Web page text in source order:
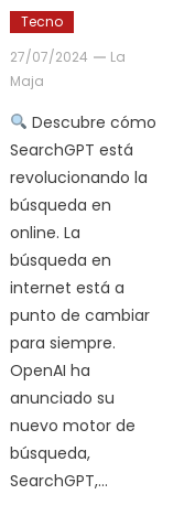
Tecno
27/07/2024
La
Maja
Descubre cómo
SearchGPT está
revolucionando la
búsqueda en
online. La
búsqueda en
internet está a
punto de cambiar
para siempre.
OpenAI ha
anunciado su
nuevo motor de
búsqueda,
SearchGPT,…